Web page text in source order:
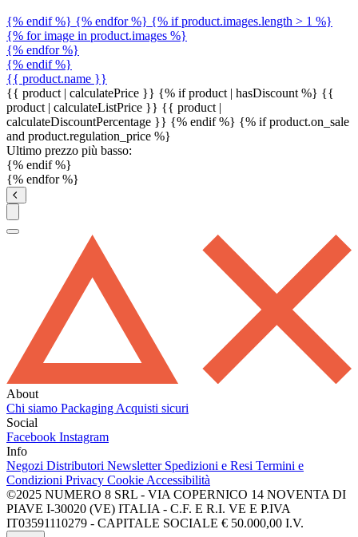
{% endif %} {% endfor %} {% if product.images.length > 1 %}
{% for image in product.images %}
{% endfor %}
{% endif %}
{{ product.name }}
{{ product | calculatePrice }} {% if product | hasDiscount %} {{
product | calculateListPrice }} {{ product |
calculateDiscountPercentage }} {% endif %} {% if product.on_sale
and product.regulation_price %}
Ultimo prezzo più basso:
{% endif %}
{% endfor %}
About
Chi siamo Packaging Acquisti sicuri
Social
Facebook Instagram
Info
Negozi Distributori Newsletter Spedizioni e Resi Termini e
Condizioni Privacy Cookie Accessibilità
©2025 NUMERO 8 SRL - VIA COPERNICO 14 NOVENTA DI
PIAVE I-30020 (VE) ITALIA - C.F. E R.I. VE E P.IVA
IT03591110279 - CAPITALE SOCIALE € 50.000,00 I.V.